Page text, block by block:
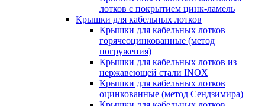
лотков с покрытием цинк-ламель
Крышки для кабельных лотков
Крышки для кабельных лотков
горячеоцинкованные (метод
погружения)
Крышки для кабельных лотков из
нержавеющей стали INOX
Крышки для кабельных лотков
оцинкованные (метод Сендзимира)